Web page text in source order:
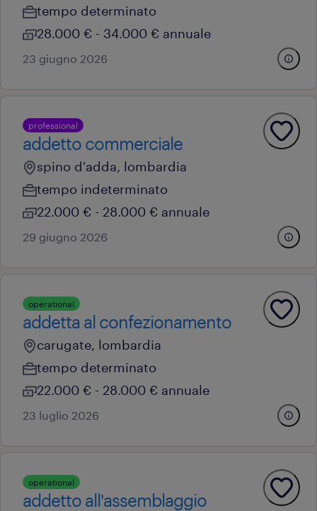
tempo determinato
28.000 € - 34.000 € annuale
23 giugno 2026
professional
addetto commerciale
spino d'adda, lombardia
tempo indeterminato
22.000 € - 28.000 € annuale
29 giugno 2026
operational
addetta al confezionamento
carugate, lombardia
tempo determinato
22.000 € - 28.000 € annuale
23 luglio 2026
operational
addetto all'assemblaggio